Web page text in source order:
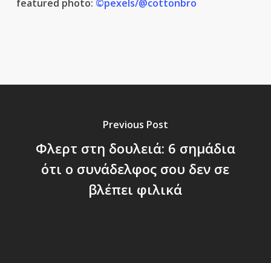
featured photo: ©pexels/@cottonbro
Previous Post
Φλερτ στη δουλειά: 6 σημάδια
ότι ο συνάδελφος σου δεν σε
βλέπει φιλικά